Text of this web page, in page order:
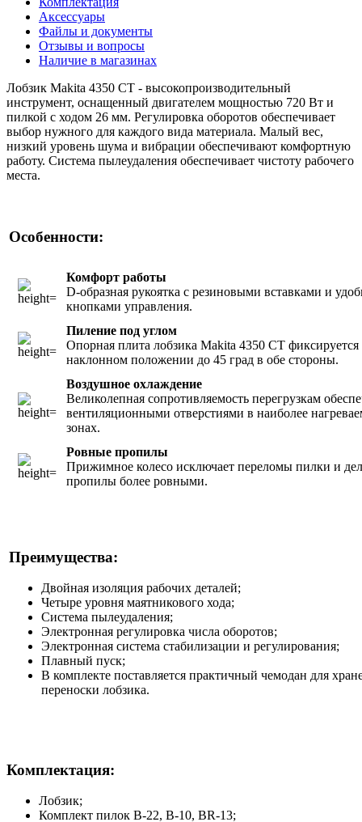
Аксессуары
Файлы и документы
Отзывы и вопросы
Наличие в магазинах
Лобзик Makita 4350 CT - высокопроизводительный
инструмент, оснащенный двигателем мощностью 720 Вт и
пилкой с ходом 26 мм. Регулировка оборотов обеспечивает
выбор нужного для каждого вида материала. Малый вес,
низкий уровень шума и вибрации обеспечивают комфортную
работу. Система пылеудаления обеспечивает чистоту рабочего
места.
Особенности:
Комфорт работы
D-образная рукоятка с резиновыми вставками и
кнопками управления.
Пиление под углом
Опорная плита лобзика Makita 4350 CT фиксируется
наклонном положении до 45 град в обе стороны.
Воздушное охлаждение
Великолепная сопротивляемость перегрузкам
вентиляционными отверстиями в наиболее
зонах.
Ровные пропилы
Прижимное колесо исключает переломы пилки и
пропилы более ровными.
Преимущества:
Двойная изоляция рабочих деталей;
Четыре уровня маятникового хода;
Система пылеудаления;
Электронная регулировка числа оборотов;
Электронная система стабилизации и регулирования;
Плавный пуск;
В комплекте поставляется практичный чемодан для
переноски лобзика.
Комплектация:
Лобзик;
Комплект пилок В-22, В-10, BR-13;